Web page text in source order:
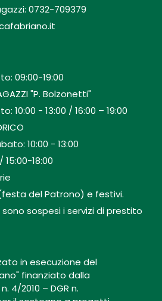
0732-709379
09:00-19:00
"P. Bolzonetti"
10:00 - 13:00 / 16:00 – 19:00
10:00 - 13:00
15:00-18:00
del Patrono) e festivi.
sospesi i servizi di prestito
in esecuzione del
finanziato dalla
4/2010 – DGR n.